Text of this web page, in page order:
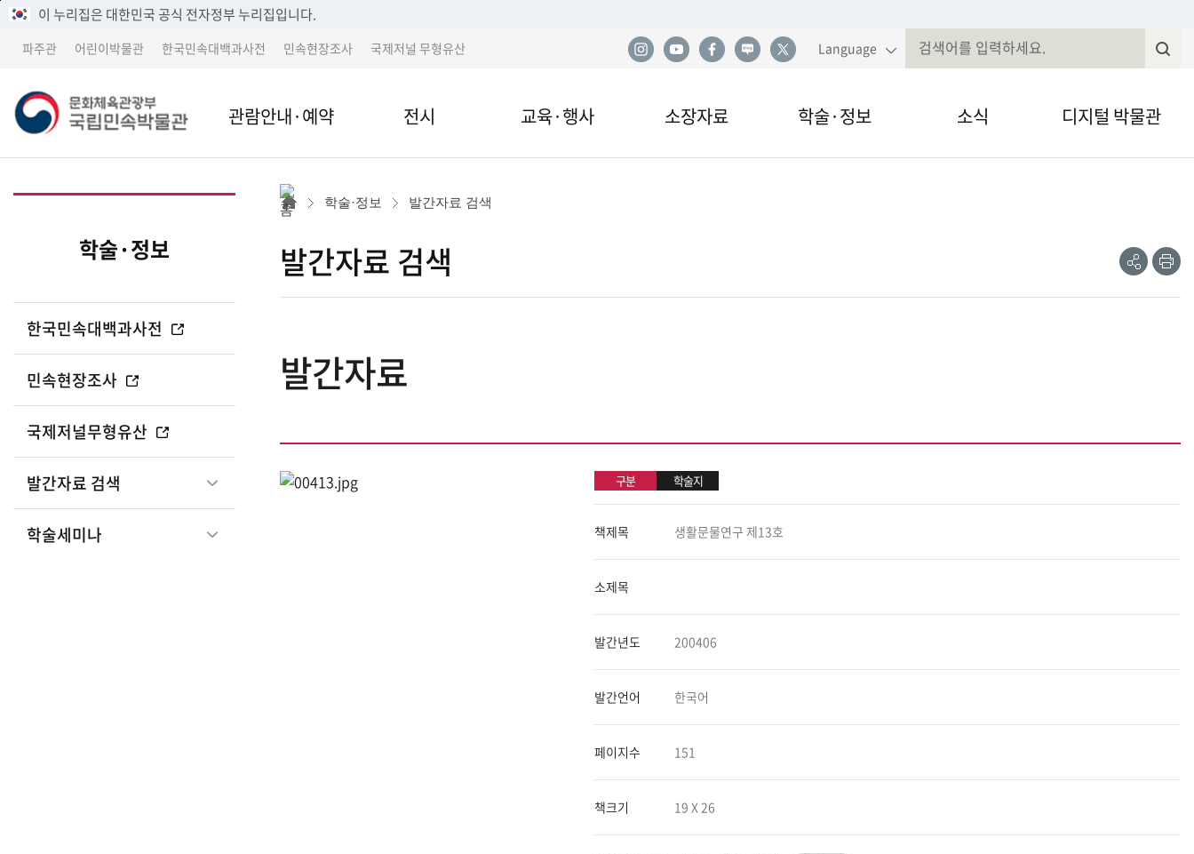
메본
이 누리집은 대한민국 공식 전자정부 누리집입니다.
파주관 어린이박물관 한국민속대백과사전 민속현장조사 국제저널 무형유산 Language
문
화
육
관람안내·예약
세종 이전 건립
전시 교육·행사 소장자료 학술·정보
산
소식 디지털 박물관
학술·정보
한국민속대백과사전
민속현장조사
국제저널무형유산
발간자료 검색
학술세미나
학술·정보 발간자료 검색
발간자료 검색
인
쇄
공
유
발간자료
구분 학술지
책제목 생활문물연구 제13호
소제목
발간년도 200406
발간언어 한국어
페이지수 151
책크기 19 X 26